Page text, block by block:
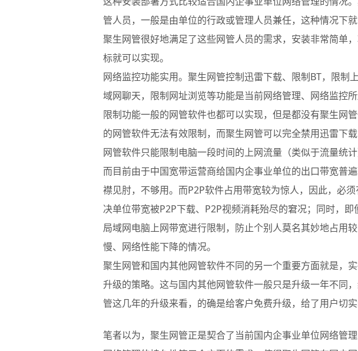
管人员，一般是由单位的行政或管理人员兼任，这种情况下
聚生网管很好地满足了这些网管人员的需求，安装非常简单
标就可以实现。
网络监控功能实用。聚生网管控制迅雷下载、限制BT，限制
域网聊天，限制网址浏览等功能是当前网络管理、网络监控
限制功能一般的网管软件也都可以实现，但是都没有聚生网
的网管软件无法有效限制，而聚生网管可以完全禁用迅雷下
网管软件只能限制电脑一段时间的上网流量（类似于流量统
而目前由于中国宽带运营商给国内企事业单位的出口带宽普
襟见肘，不够用。而P2P软件占用带宽较为惊人，因此，必
决单位带宽被P2P下载、P2P视频消耗殆尽的窘况；同时，
局域网电脑上网带宽进行限制，防止个别人莫名其妙地占用
慢、网络性能下降的情况。
聚生网管和国内其他网管软件不同的另一个重要方面就是，
升级的策略。这与国内其他网管软件一般只是升级一年不同
管这几年的升级来看，的确是给客户免费升级，给了用户切实
笔者以为，聚生网管正是契合了当前国内企事业单位网络管